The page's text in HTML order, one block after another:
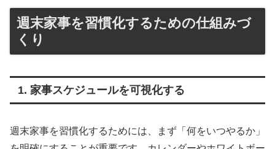
週末家事を習慣化するための仕組みづ
くり
1. 家事スケジュールを可視化する
週末家事を習慣化するためには、まず「何をいつやるか」